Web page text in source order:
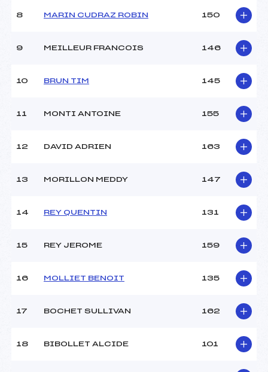
Ouvreurs C :
CLUB ()
BEAU
Ouvreurs B :
Ouvreurs D :
-1
Température arrivée :
-1
MIC
8 MARIN CUDRAZ ROBIN 150
9 MEILLEUR FRANCOIS 146
10 BRUN TIM 145
11 MONTI ANTOINE 155
12 DAVID ADRIEN 163
13 MORILLON MEDDY 147
14 REY QUENTIN 131
15 REY JEROME 159
16 MOLLIET BENOIT 135
17 BOCHET SULLIVAN 162
18 BIBOLLET ALCIDE 101